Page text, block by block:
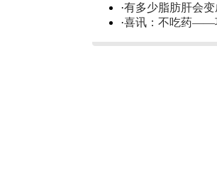
·有多少脂肪肝会
·喜讯：不吃药——